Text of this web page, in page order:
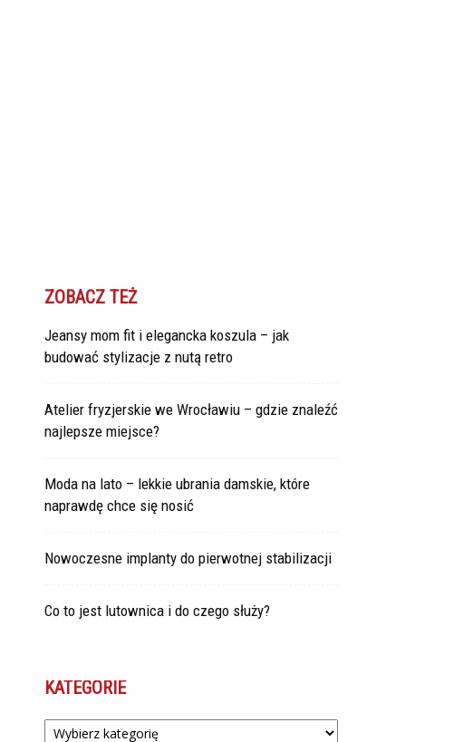
ZOBACZ TEŻ
Jeansy mom fit i elegancka koszula – jak
budować stylizacje z nutą retro
Atelier fryzjerskie we Wrocławiu – gdzie znaleźć
najlepsze miejsce?
Moda na lato – lekkie ubrania damskie, które
naprawdę chce się nosić
Nowoczesne implanty do pierwotnej stabilizacji
Co to jest lutownica i do czego służy?
KATEGORIE
Kategorie